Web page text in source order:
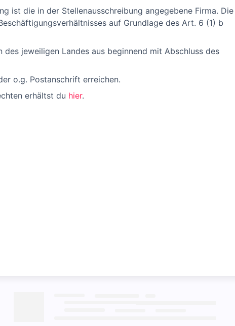
ist die in der Stellenausschreibung angegebene Firma. Die
auf Grundlage des Art. 6 (1) b
jeweiligen Landes aus beginnend mit Abschluss des
o.g. Postanschrift erreichen.
erhältst du hier.